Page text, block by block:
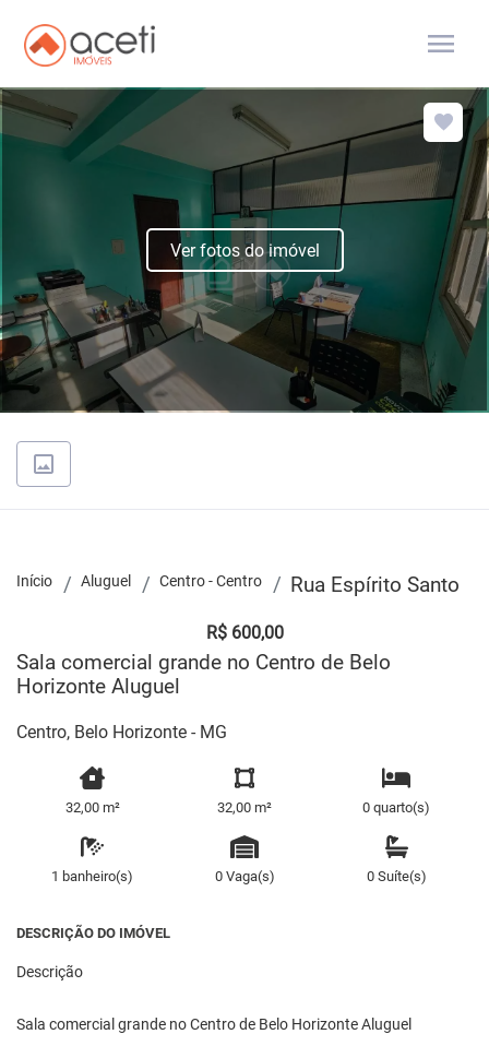
menu
Ver fotos do imóvel
Início Aluguel Centro - Centro Rua Espírito Santo
R$ 600,00
Sala comercial grande no Centro de Belo
Horizonte Aluguel
Centro, Belo Horizonte - MG
32,00 m² 32,00 m² 0 quarto(s)
1 banheiro(s) 0 Vaga(s) 0 Suíte(s)
DESCRIÇÃO DO IMÓVEL
Descrição
Sala comercial grande no Centro de Belo Horizonte Aluguel